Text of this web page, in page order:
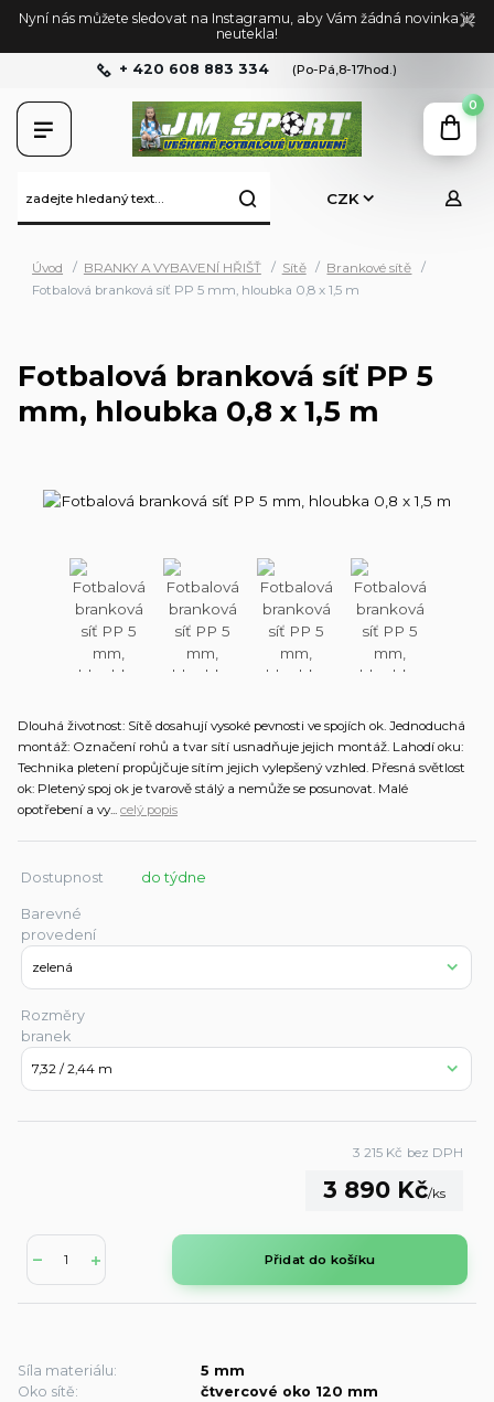
Nyní nás můžete sledovat na Instagramu, aby Vám žádná novinka již
neutekla!
CZK
+ 420 608 883 334 (Po-Pá,8-17hod.)
0
Úvod BRANKY A VYBAVENÍ HŘIŠŤ Sítě
Brankové sítě
Fotbalová branková síť PP 5 mm, hloubka 0,8 x 1,5 m
Fotbalová branková síť PP 5
mm, hloubka 0,8 x 1,5 m
Dlouhá životnost: Sítě dosahují vysoké pevnosti ve spojích ok. Jednoduchá
montáž: Označení rohů a tvar sítí usnadňuje jejich montáž. Lahodí oku:
Technika pletení propůjčuje sítím jejich vylepšený vzhled. Přesná světlost
ok: Pletený spoj ok je tvarově stálý a nemůže se posunovat. Malé
opotřebení a vy... celý popis
Dostupnost do týdne
Barevné
provedení
Rozměry
branek
3 890 Kč/ks
3 215 Kč bez DPH
Přidat do košíku
Síla materiálu:
5 mm
Oko sítě:
čtvercové oko 120 mm